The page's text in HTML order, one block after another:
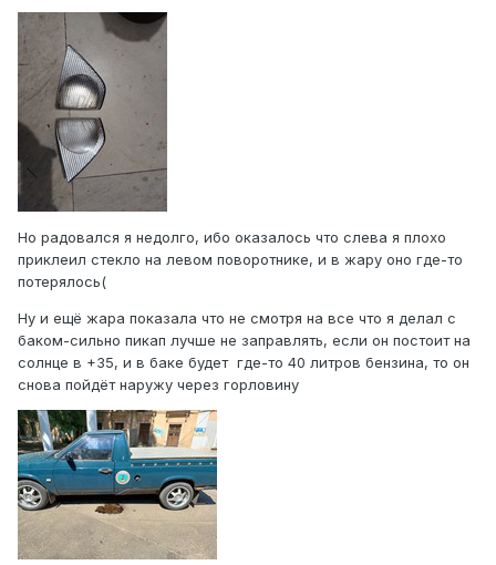
Но радовался я недолго, ибо оказалось что слева я плохо
приклеил стекло на левом поворотнике, и в жару оно где-то
потерялось(
Ну и ещё жара показала что не смотря на все что я делал с
баком-сильно пикап лучше не заправлять, если он постоит на
солнце в +35, и в баке будет где-то 40 литров бензина, то он
снова пойдёт наружу через горловину